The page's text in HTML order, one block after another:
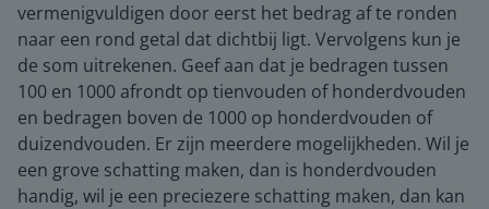
vermenigvuldigen door eerst het bedrag af te ronden
naar een rond getal dat dichtbij ligt. Vervolgens kun je
de som uitrekenen. Geef aan dat je bedragen tussen
100 en 1000 afrondt op tienvouden of honderdvouden
en bedragen boven de 1000 op honderdvouden of
duizendvouden. Er zijn meerdere mogelijkheden. Wil je
een grove schatting maken, dan is honderdvouden
handig, wil je een preciezere schatting maken, dan kan